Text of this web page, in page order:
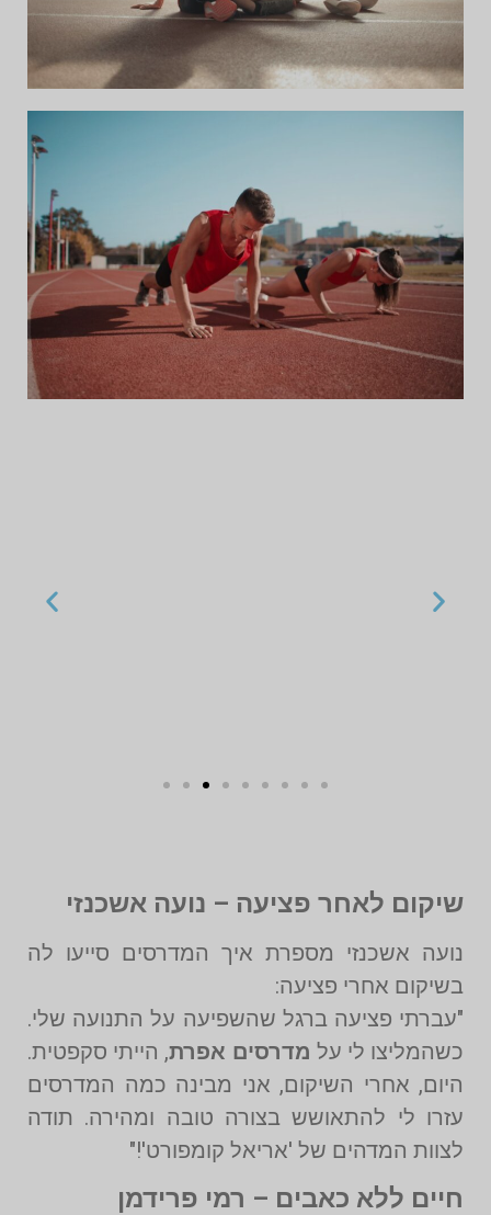
שיקום לאחר פציעה – נועה אשכנזי
נועה אשכנזי מספרת איך המדרסים סייעו לה
בשיקום אחרי פציעה:
"עברתי פציעה ברגל שהשפיעה על התנועה שלי.
כשהמליצו לי על מדרסים אפרת, הייתי סקפטית.
היום, אחרי השיקום, אני מבינה כמה המדרסים
עזרו לי להתאושש בצורה טובה ומהירה. תודה
לצוות המדהים של 'אריאל קומפורט'!"
חיים ללא כאבים – רמי פרידמן